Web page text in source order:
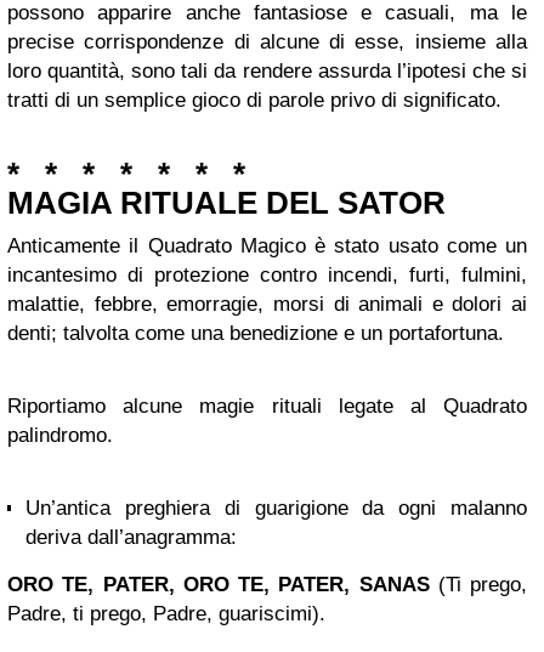
possono apparire anche fantasiose e casuali, ma le
precise corrispondenze di alcune di esse, insieme alla
loro quantità, sono tali da rendere assurda l’ipotesi che si
tratti di un semplice gioco di parole privo di significato.
* * * * * * *
MAGIA RITUALE DEL SATOR
Anticamente il Quadrato Magico è stato usato come un
incantesimo di protezione contro incendi, furti, fulmini,
malattie, febbre, emorragie, morsi di animali e dolori ai
denti; talvolta come una benedizione e un portafortuna.
Riportiamo alcune magie rituali legate al Quadrato
palindromo.
Un’antica preghiera di guarigione da ogni malanno
deriva dall’anagramma:
ORO TE, PATER, ORO TE, PATER, SANAS(Ti prego,
Padre, ti prego, Padre, guariscimi).